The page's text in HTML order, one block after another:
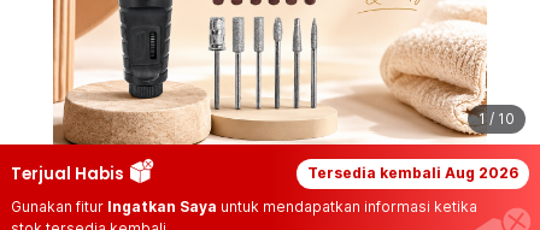
1 / 10
Terjual Habis Tersedia kembali Aug 2026
Gunakan fitur Ingatkan Saya untuk mendapatkan informasi ketika